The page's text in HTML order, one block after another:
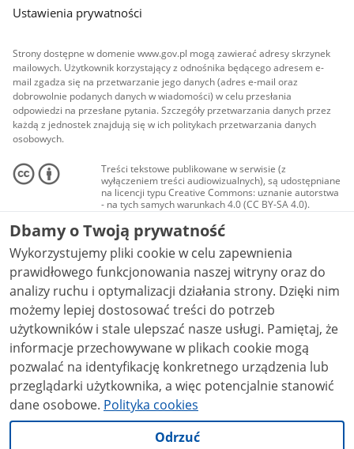
Ustawienia prywatności
Strony dostępne w domenie www.gov.pl mogą zawierać adresy skrzynek
mailowych. Użytkownik korzystający z odnośnika będącego adresem e-
mail zgadza się na przetwarzanie jego danych (adres e-mail oraz
dobrowolnie podanych danych w wiadomości) w celu przesłania
odpowiedzi na przesłane pytania. Szczegóły przetwarzania danych przez
każdą z jednostek znajdują się w ich politykach przetwarzania danych
osobowych.
Treści tekstowe publikowane w serwisie (z
wyłączeniem treści audiowizualnych), są udostępniane
na licencji typu Creative Commons: uznanie autorstwa
- na tych samych warunkach 4.0 (CC BY-SA 4.0).
Materiały audiowizualne, w tym zdjęcia, materiały
audio i wideo, są udostępniane na licencji typu
Creative Commons: uznanie autorstwa użycie
niekomercyjne - bez utworów zależnych 4.0 (CC BY-
NC-ND 4.0), o ile nie jest to stwierdzone inaczej.
Dbamy o Twoją prywatność
Wykorzystujemy pliki cookie w celu zapewnienia
prawidłowego funkcjonowania naszej witryny oraz do
analizy ruchu i optymalizacji działania strony. Dzięki nim
możemy lepiej dostosować treści do potrzeb
użytkowników i stale ulepszać nasze usługi. Pamiętaj, że
informacje przechowywane w plikach cookie mogą
pozwalać na identyfikację konkretnego urządzenia lub
przeglądarki użytkownika, a więc potencjalnie stanowić
dane osobowe. Polityka cookies
Odrzuć